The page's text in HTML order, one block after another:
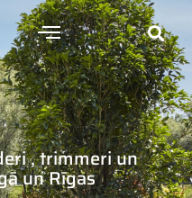
, trimmeri un
un Rīgas